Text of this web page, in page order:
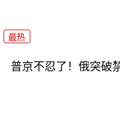
最热
普京不忍了！俄突破